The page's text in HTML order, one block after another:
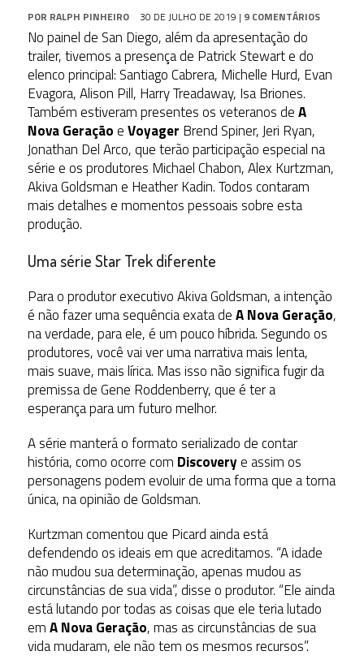
POR RALPH PINHEIRO 30 DE JULHO DE 2019 | 9 COMENTÁRIOS
No painel de San Diego, além da apresentação do
trailer, tivemos a presença de Patrick Stewart e do
elenco principal: Santiago Cabrera, Michelle Hurd, Evan
Evagora, Alison Pill, Harry Treadaway, Isa Briones.
Também estiveram presentes os veteranos deA
Nova GeraçãoeVoyager Brend Spiner, Jeri Ryan,
Jonathan Del Arco, que terão participação especial na
série e os produtores Michael Chabon, Alex Kurtzman,
Akiva Goldsman e Heather Kadin. Todos contaram
mais detalhes e momentos pessoais sobre esta
produção.
Uma série Star Trek diferente
Para o produtor executivo Akiva Goldsman, a intenção
é não fazer uma sequência exata deA Nova Geração,
na verdade, para ele, é um pouco híbrida. Segundo os
produtores, você vai ver uma narrativa mais lenta,
mais suave, mais lírica. Mas isso não significa fugir da
premissa de Gene Roddenberry, que é ter a
esperança para um futuro melhor.
A série manterá o formato serializado de contar
história, como ocorre com Discoverye assim os
personagens podem evoluir de uma forma que a torna
única, na opinião de Goldsman.
Kurtzman comentou que Picard ainda está
defendendo os ideais em que acreditamos. “A idade
não mudou sua determinação, apenas mudou as
circunstâncias de sua vida”, disse o produtor. “Ele ainda
está lutando por todas as coisas que ele teria lutado
emA Nova Geração, mas as circunstâncias de sua
vida mudaram, ele não tem os mesmos recursos”.